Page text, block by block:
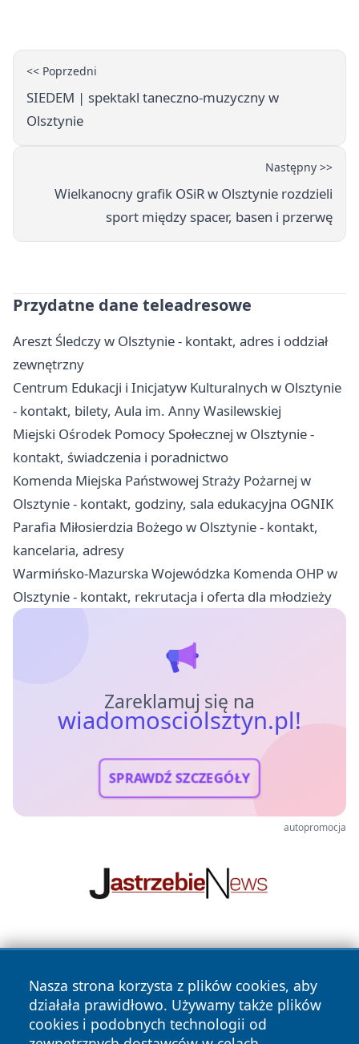
<< Poprzedni
SIEDEM | spektakl taneczno-muzyczny w
Olsztynie
Następny >>
Wielkanocny grafik OSiR w Olsztynie rozdzieli
sport między spacer, basen i przerwę
Przydatne dane teleadresowe
Areszt Śledczy w Olsztynie - kontakt, adres i oddział
zewnętrzny
Centrum Edukacji i Inicjatyw Kulturalnych w Olsztynie
- kontakt, bilety, Aula im. Anny Wasilewskiej
Miejski Ośrodek Pomocy Społecznej w Olsztynie -
kontakt, świadczenia i poradnictwo
Komenda Miejska Państwowej Straży Pożarnej w
Olsztynie - kontakt, godziny, sala edukacyjna OGNIK
Parafia Miłosierdzia Bożego w Olsztynie - kontakt,
kancelaria, adresy
Warmińsko-Mazurska Wojewódzka Komenda OHP w
Olsztynie - kontakt, rekrutacja i oferta dla młodzieży
Zareklamuj się na
wiadomosciolsztyn.pl!
SPRAWDŹ SZCZEGÓŁY
autopromocja
Nasza strona korzysta z plików cookies, aby
działała prawidłowo. Używamy także plików
cookies i podobnych technologii od